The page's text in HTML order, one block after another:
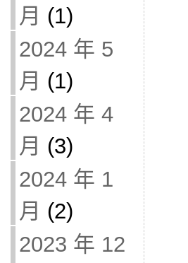
月 (1)
2024 年 5
月 (1)
2024 年 4
月 (3)
2024 年 1
月 (2)
2023 年 12